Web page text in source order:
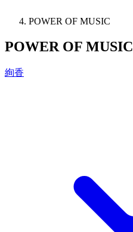
POWER OF MUSIC
POWER OF MUSIC
絢香